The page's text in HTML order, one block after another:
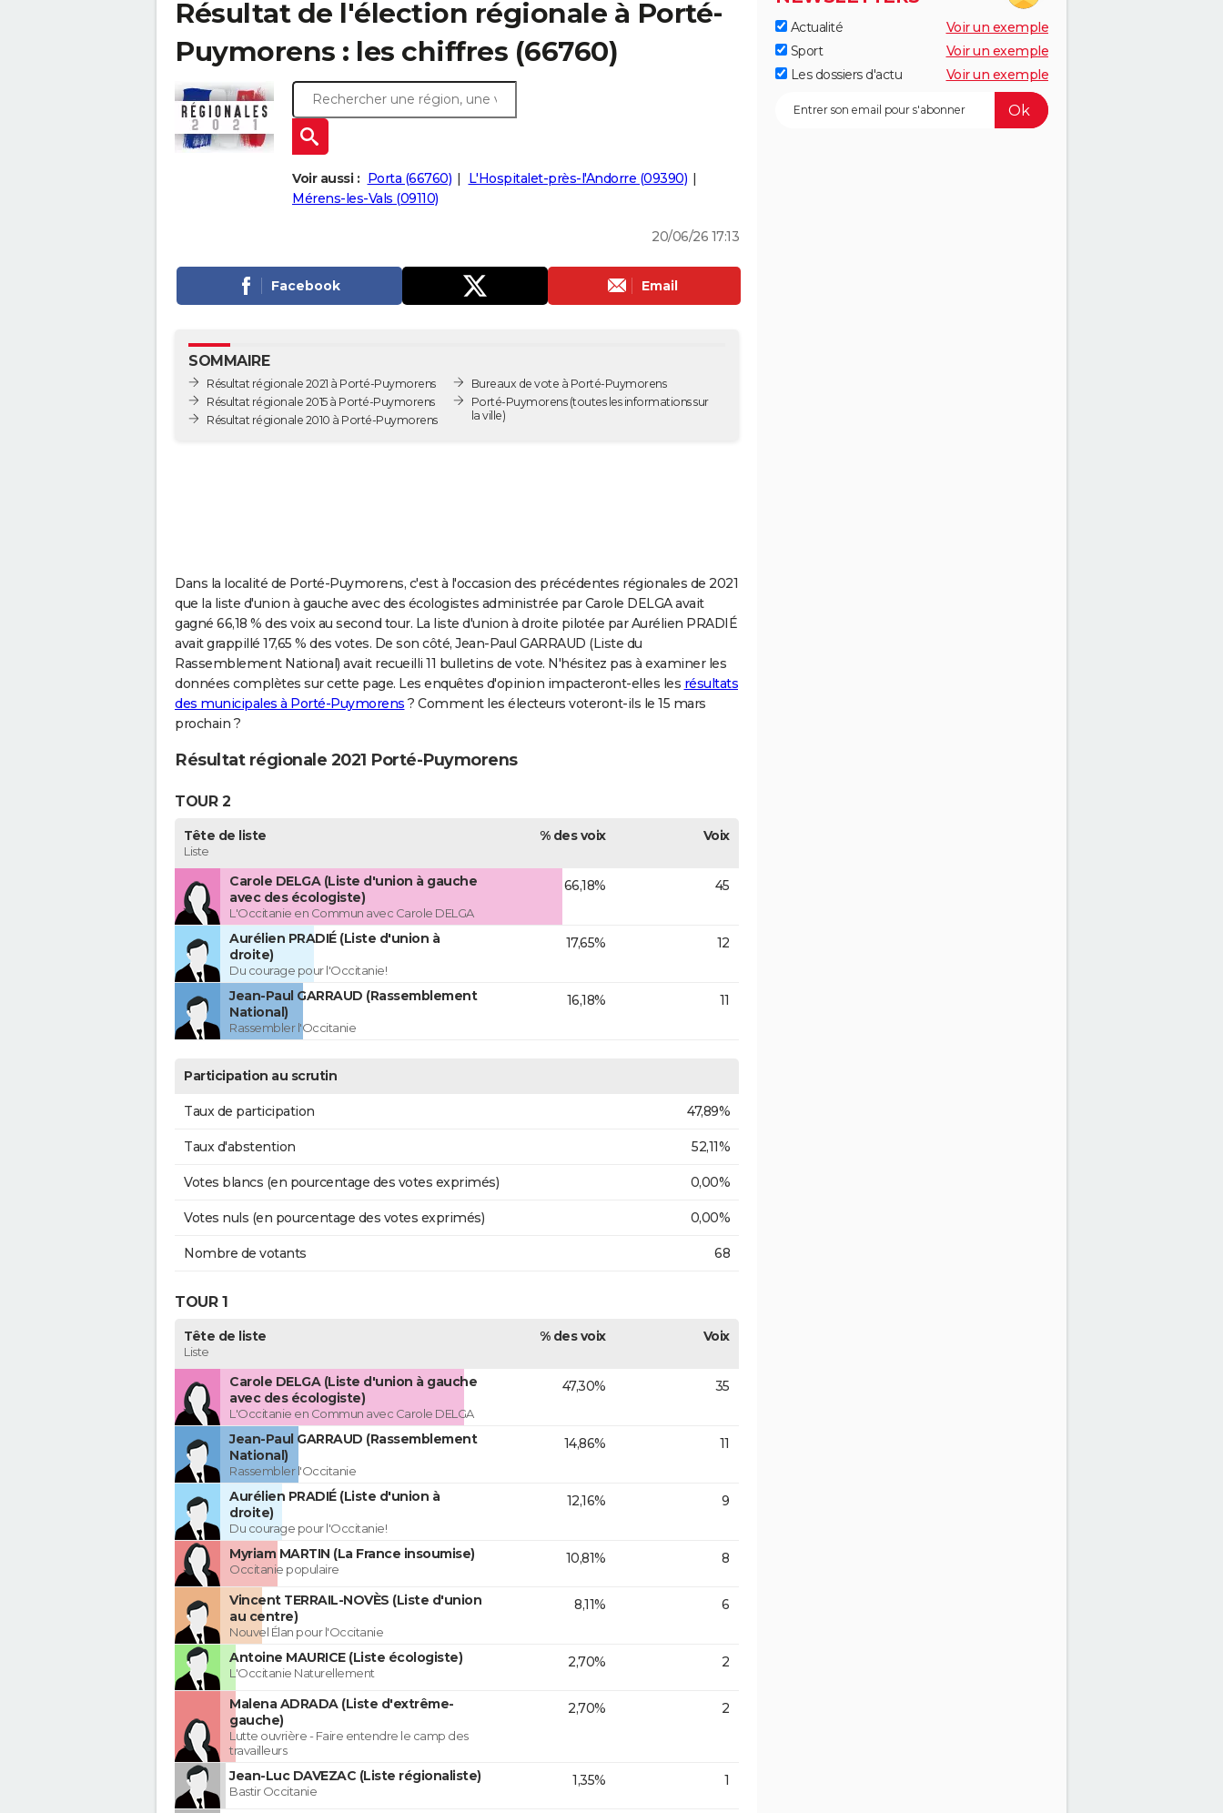
Résultat de l'élection régionale à Porté-
Puymorens : les chiffres (66760)
Voir aussi : Porta (66760)
L'Hospitalet-près-l'Andorre (09390)
Mérens-les-Vals (09110)
20/06/26 17:13
Facebook Email
SOMMAIRE
Résultat régionale 2021 à Porté-Puymorens
Résultat régionale 2015 à Porté-Puymorens
Résultat régionale 2010 à Porté-Puymorens
Bureaux de vote à Porté-Puymorens
Porté-Puymorens(toutes les informations sur
la ville)
Dans la localité de Porté-Puymorens, c'est à l'occasion des précédentes régionales de 2021
que la liste d'union à gauche avec des écologistes administrée par Carole DELGA avait
gagné 66,18 % des voix au second tour. La liste d'union à droite pilotée par Aurélien PRADIÉ
avait grappillé 17,65 % des votes. De son côté, Jean-Paul GARRAUD (Liste du
Rassemblement National) avait recueilli 11 bulletins de vote. N'hésitez pas à examiner les
données complètes sur cette page. Les enquêtes d'opinion impacteront-elles les résultats
des municipales à Porté-Puymorens ? Comment les électeurs voteront-ils le 15 mars
prochain ?
Résultat régionale 2021 Porté-Puymorens
TOUR 2
Tête de liste
Liste
% des voix Voix
Carole DELGA (Liste d'union à gauche
avec des écologiste)
L'Occitanie en Commun avec Carole DELGA
66,18% 45
Aurélien PRADIÉ (Liste d'union à
droite)
Du courage pour l'Occitanie!
17,65% 12
Jean-Paul GARRAUD (Rassemblement
National)
Rassembler l'Occitanie
16,18% 11
Participation au scrutin
Taux de participation 47,89%
Taux d'abstention 52,11%
Votes blancs (en pourcentage des votes exprimés) 0,00%
Votes nuls (en pourcentage des votes exprimés) 0,00%
Nombre de votants 68
TOUR 1
Tête de liste
Liste
% des voix Voix
Carole DELGA (Liste d'union à gauche
avec des écologiste)
L'Occitanie en Commun avec Carole DELGA
47,30% 35
Jean-Paul GARRAUD (Rassemblement
National)
Rassembler l'Occitanie
14,86% 11
Aurélien PRADIÉ (Liste d'union à
droite)
Du courage pour l'Occitanie!
12,16% 9
Myriam MARTIN (La France insoumise)
Occitanie populaire
10,81% 8
Vincent TERRAIL-NOVÈS (Liste d'union
au centre)
Nouvel Élan pour l'Occitanie
8,11% 6
Antoine MAURICE (Liste écologiste)
L'Occitanie Naturellement
2,70% 2
Malena ADRADA (Liste d'extrême-
gauche)
Lutte ouvrière - Faire entendre le camp des
travailleurs
2,70% 2
Jean-Luc DAVEZAC (Liste régionaliste)
Bastir Occitanie
1,35% 1
Actualité
Voir un exemple
Sport
Voir un exemple
Les dossiers d'actu
Voir un exemple